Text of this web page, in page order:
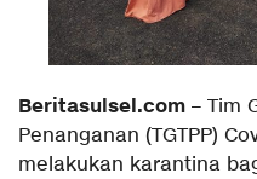
Beritasulsel.com – Tim
Penanganan (TGTPP)
melakukan karantina